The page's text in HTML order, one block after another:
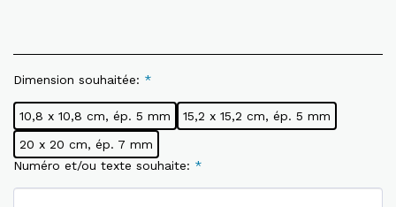
Dimension souhaitée: *
10,8 x 10,8 cm, ép. 5 mm
15,2 x 15,2 cm, ép. 5 mm
20 x 20 cm, ép. 7 mm
Numéro et/ou texte souhaite: *